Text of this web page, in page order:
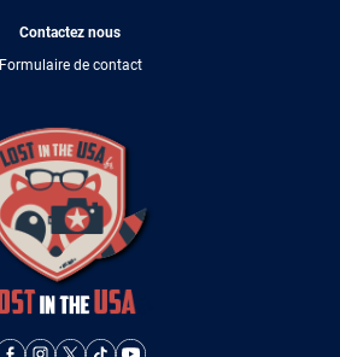
Contactez nous
Formulaire de contact